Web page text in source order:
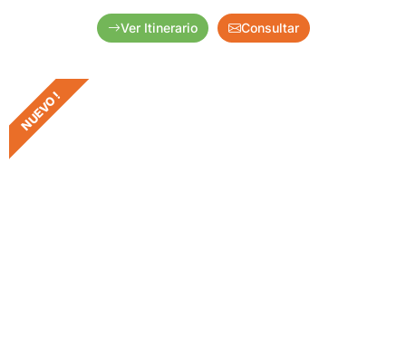
Ver Itinerario Consultar
NUEVO !